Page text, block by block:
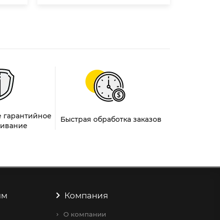
гарантийное
Быстрая обработка заказов
Компания
О компании